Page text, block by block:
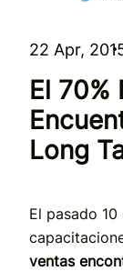
22 Apr,
El 70%
Long
El pasado
ventas